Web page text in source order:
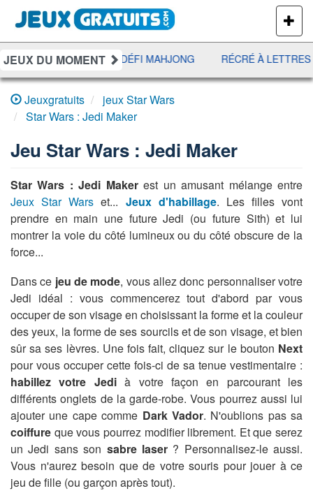
PLUS
DE
JEUX
JEUX DU MOMENT
UNO DISCO DÉFI MAHJONG RÉCRÉ À LETTRES
Jeuxgratuits
jeux Star Wars
Star Wars : Jedi Maker
Jeu Star Wars : Jedi Maker
Star Wars : Jedi Makerest un amusant mélange entre
Jeux Star Wars et... Jeux d'habillage. Les filles vont
prendre en main une future Jedi (ou future Sith) et lui
montrer la voie du côté lumineux ou du côté obscure de la
force...
Dans ce jeu de mode, vous allez donc personnaliser votre
Jedi idéal : vous commencerez tout d'abord par vous
occuper de son visage en choisissant la forme et la couleur
des yeux, la forme de ses sourcils et de son visage, et bien
sûr sa ses lèvres. Une fois fait, cliquez sur le bouton Next
pour vous occuper cette fois-ci de sa tenue vestimentaire :
habillez votre Jedià votre façon en parcourant les
différents onglets de la garde-robe. Vous pourrez aussi lui
ajouter une cape comme Dark Vador. N'oublions pas sa
coiffure que vous pourrez modifier librement. Et que serez
un Jedi sans son sabre laser? Personnalisez-le aussi.
Vous n'aurez besoin que de votre souris pour jouer à ce
jeu de fille (ou garçon après tout).